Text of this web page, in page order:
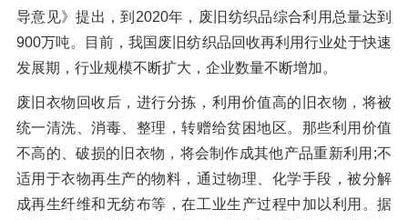
导意见》提出，到2020年，废旧纺织品综合利用总量达到
900万吨。目前，我国废旧纺织品回收再利用行业处于快速
发展期，行业规模不断扩大，企业数量不断增加。
废旧衣物回收后，进行分拣，利用价值高的旧衣物，将被
统一清洗、消毒、整理，转赠给贫困地区。那些利用价值
不高的、破损的旧衣物，将会制作成其他产品重新利用;不
适用于衣物再生产的物料，通过物理、化学手段，被分解
成再生纤维和无纺布等，在工业生产过程中加以利用。据